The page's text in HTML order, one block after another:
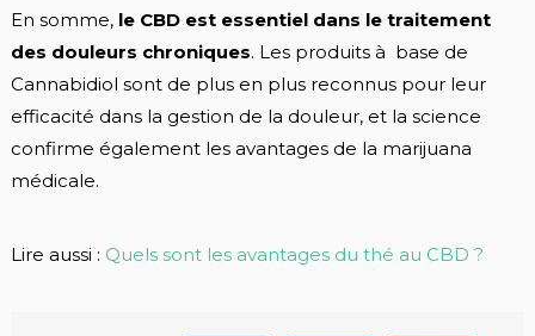
En somme, le CBD est essentiel dans le traitement
des douleurs chroniques. Les produits à base de
Cannabidiol sont de plus en plus reconnus pour leur
efficacité dans la gestion de la douleur, et la science
confirme également les avantages de la marijuana
médicale.
Lire aussi : Quels sont les avantages du thé au CBD ?